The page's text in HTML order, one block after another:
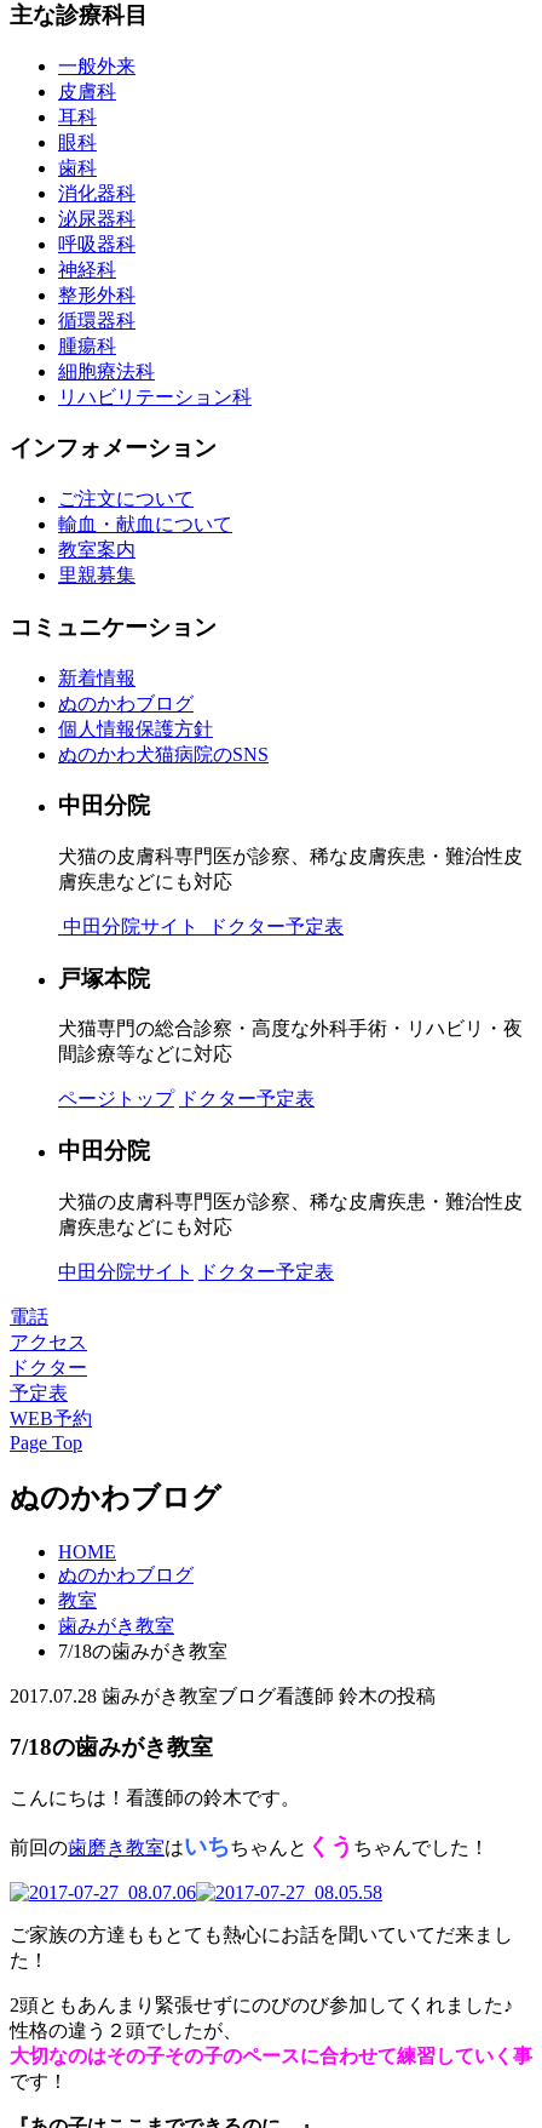
主な診療科目
一般外来
皮膚科
耳科
眼科
歯科
消化器科
泌尿器科
呼吸器科
神経科
整形外科
循環器科
腫瘍科
細胞療法科
リハビリテーション科
インフォメーション
ご注文について
輸血・献血について
教室案内
里親募集
コミュニケーション
新着情報
ぬのかわブログ
個人情報保護方針
ぬのかわ犬猫病院のSNS
中田分院
犬猫の皮膚科専門医が診察、稀な皮膚疾患・難治性皮
膚疾患などにも対応
中田分院サイト ドクター予定表
戸塚本院
犬猫専門の総合診察・高度な外科手術・リハビリ・夜
間診療等などに対応
ページトップ ドクター予定表
中田分院
犬猫の皮膚科専門医が診察、稀な皮膚疾患・難治性皮
膚疾患などにも対応
中田分院サイト ドクター予定表
電話
アクセス
ドクター
予定表
WEB予約
Page Top
ぬのかわブログ
HOME
ぬのかわブログ
教室
歯みがき教室
7/18の歯みがき教室
2017.07.28 歯みがき教室ブログ看護師 鈴木の投稿
7/18の歯みがき教室
こんにちは！看護師の鈴木です。
前回の歯磨き教室はいちちゃんと くう ちゃんでした！
ご家族の方達ももとても熱心にお話を聞いていてだ来まし
た！
2頭ともあんまり緊張せずにのびのび参加してくれました♪
性格の違う２頭でしたが、
大切なのはその子その子のペースに合わせて練習していく事
です！